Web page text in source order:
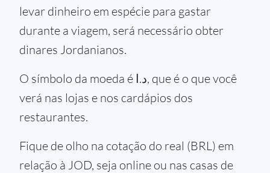
levar dinheiro em espécie para gastar
durante a viagem, será necessário obter
dinares Jordanianos.
O símbolo da moeda é د.ا, que é o que você
verá nas lojas e nos cardápios dos
restaurantes.
Fique de olho na cotação do real (BRL) em
relação à JOD, seja online ou nas casas de